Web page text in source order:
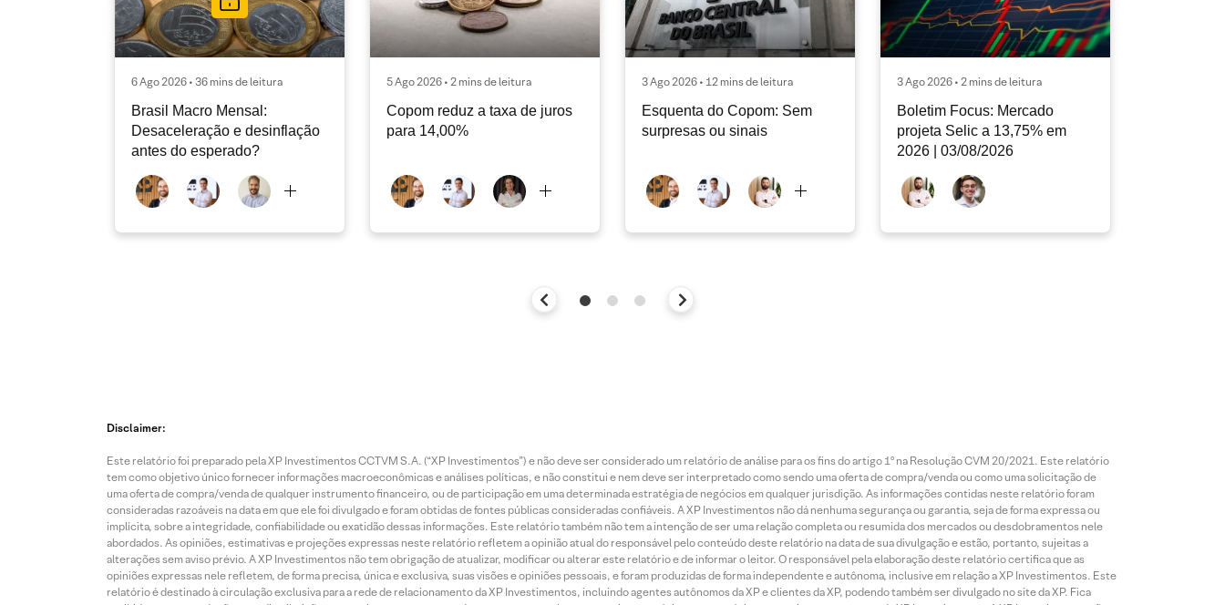
6 Ago 2026 • 36 mins de leitura
Brasil Macro Mensal:
Desaceleração e desinflação
antes do esperado?
5 Ago 2026 • 2 mins de leitura
Copom reduz a taxa de juros
para 14,00%
3 Ago 2026 • 12 mins de leitura
Esquenta do Copom: Sem
surpresas ou sinais
3 Ago 2026 • 2 mins de leitura
Boletim Focus: Mercado
projeta Selic a 13,75% em
2026 | 03/08/2026
Disclaimer:
Este relatório foi preparado pela XP Investimentos CCTVM S.A. (“XP Investimentos”) e não deve ser considerado um relatório de análise para os fins do artigo 1º na Resolução CVM 20/2021. Este relatório
tem como objetivo único fornecer informações macroeconômicas e análises políticas, e não constitui e nem deve ser interpretado como sendo uma oferta de compra/venda ou como uma solicitação de
uma oferta de compra/venda de qualquer instrumento financeiro, ou de participação em uma determinada estratégia de negócios em qualquer jurisdição. As informações contidas neste relatório foram
consideradas razoáveis na data em que ele foi divulgado e foram obtidas de fontes públicas consideradas confiáveis. A XP Investimentos não dá nenhuma segurança ou garantia, seja de forma expressa ou
implícita, sobre a integridade, confiabilidade ou exatidão dessas informações. Este relatório também não tem a intenção de ser uma relação completa ou resumida dos mercados ou desdobramentos nele
abordados. As opiniões, estimativas e projeções expressas neste relatório refletem a opinião atual do responsável pelo conteúdo deste relatório na data de sua divulgação e estão, portanto, sujeitas a
alterações sem aviso prévio. A XP Investimentos não tem obrigação de atualizar, modificar ou alterar este relatório e de informar o leitor. O responsável pela elaboração deste relatório certifica que as
opiniões expressas nele refletem, de forma precisa, única e exclusiva, suas visões e opiniões pessoais, e foram produzidas de forma independente e autônoma, inclusive em relação a XP Investimentos. Este
relatório é destinado à circulação exclusiva para a rede de relacionamento da XP Investimentos, incluindo agentes autônomos da XP e clientes da XP, podendo também ser divulgado no site da XP. Fica